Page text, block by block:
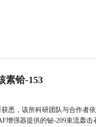
素铪-153
悉，该所科研团队与合作者
增强器提供的铋-209束流轰击